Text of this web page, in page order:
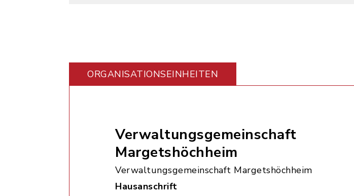
ORGANISATIONS­EINHEITEN
Verwaltungsgemeinschaft
Margetshöchheim
Verwaltungsgemeinschaft Margetshöchheim
Hausanschrift